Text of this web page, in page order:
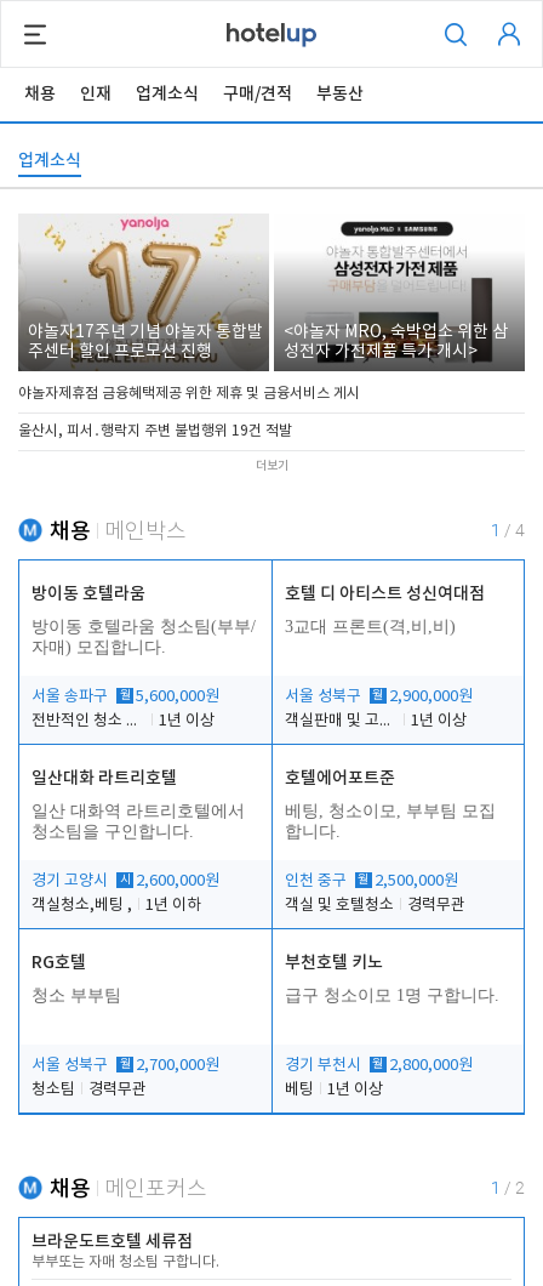
채용 인재 업계소식 구매/견적 부동산
업계소식
야놀자17주년 기념 야놀자 통합발
주센터 할인 프로모션 진행
<야놀자 MRO, 숙박업소 위한 삼
성전자 가전제품 특가 개시>
야놀자제휴점 금융혜택제공 위한 제휴 및 금융서비스 게시
울산시, 피서․행락지 주변 불법행위 19건 적발
더보기
채용 메인박스 1 / 4
방이동 호텔라움
방이동 호텔라움 청소팀(부부/
자매) 모집합니다.
서울 송파구 월 5,600,000원
전반적인 청소 업무(객실청소.객실정리)
1년 이상
호텔 디 아티스트 성신여대점
3교대 프론트(격,비,비)
서울 성북구 월 2,900,000원
객실판매 및 고객응대
1년 이상
일산대화 라트리호텔
일산 대화역 라트리호텔에서
청소팀을 구인합니다.
경기 고양시 시
2,600,000원
객실청소,베팅 ,
1년 이하
호텔에어포트준
베팅, 청소이모, 부부팀 모집
합니다.
인천 중구 월 2,500,000원
객실 및 호텔청소
경력무관
RG호텔
청소 부부팀
서울 성북구 월 2,700,000원
청소팀
경력무관
부천호텔 키노
급구 청소이모 1명 구합니다.
경기 부천시 월 2,800,000원
베팅
1년 이상
채용 메인포커스 1 / 2
브라운도트호텔 세류점
부부또는 자매 청소팀 구합니다.